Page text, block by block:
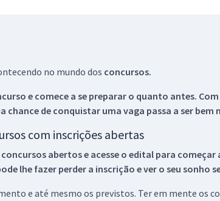
no mundo dos concursos.
e comece a se preparar o quanto antes.
chance de conquistar uma vaga passa a ser bem
com inscrições abertas
concursos abertos e acesse o edital para
lhe fazer perder a inscrição e ver o seu sonho
e até mesmo os previstos. Ter em mente os